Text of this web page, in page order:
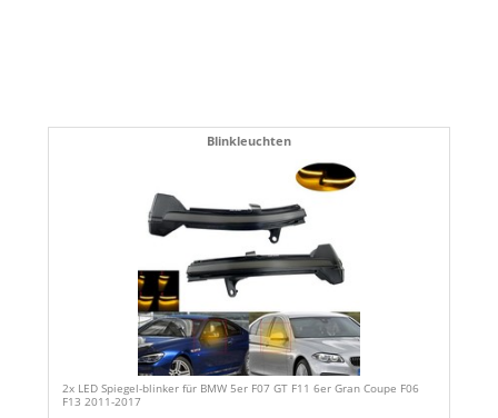
Blinkleuchten
2x LED Spiegel-blinker für BMW 5er F07 GT F11 6er Gran Coupe F06
F13 2011-2017